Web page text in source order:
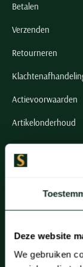
Deze website
We gebruiken
Betalen
Verzenden
Retourneren
Actievoorwaarden
Artikelonderhoud
Onze winkels
Leiderdorp